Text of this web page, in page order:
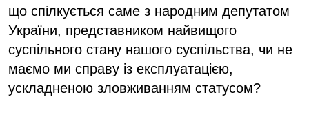
що спілкується саме з народним депутатом
України, представником найвищого
суспільного стану нашого суспільства, чи не
маємо ми справу із експлуатацією,
ускладненою зловживанням статусом?